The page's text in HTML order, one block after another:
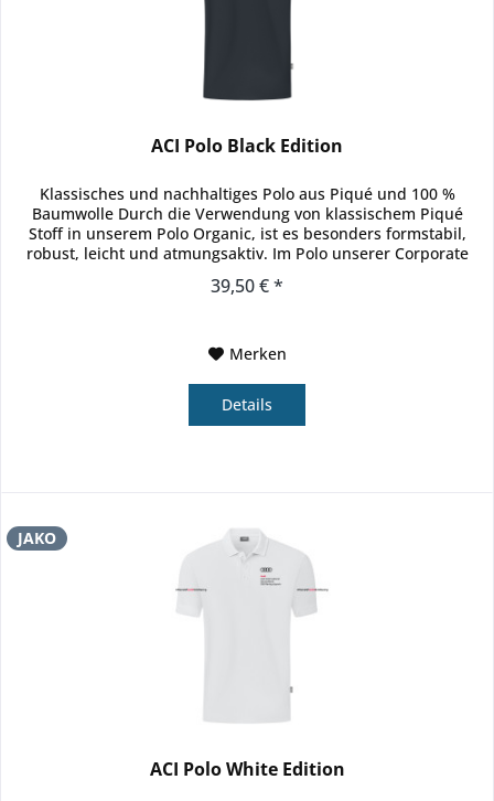
ACI Polo Black Edition
Klassisches und nachhaltiges Polo aus Piqué und 100 %
Baumwolle Durch die Verwendung von klassischem Piqué
Stoff in unserem Polo Organic, ist es besonders formstabil,
robust, leicht und atmungsaktiv. Im Polo unserer Corporate
39,50 € *
Merken
Details
JAKO
ACI Polo White Edition